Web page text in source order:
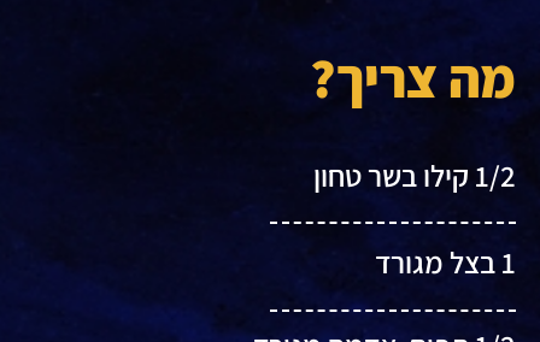
מה צריך?
1/2 קילו בשר טחון
1 בצל מגורד